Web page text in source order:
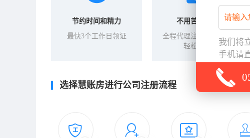
节约时间和精力
最快3个工作日领证
不用苦命奔波
全程代理注册，让企业
轻松拿证
选择慧账房进行公司注册流程
我们将
手机请